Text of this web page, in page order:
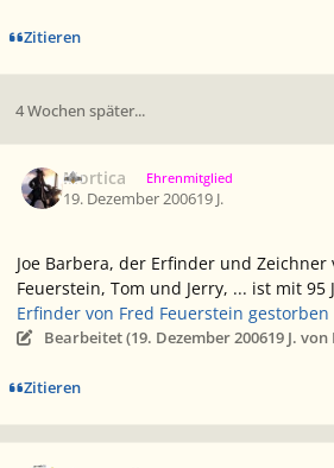
Zitieren
4 Wochen später...
Mortica Ehrenmitglied
19. Dezember 200619 J.
Joe Barbera, der Erfinder und Zeichner
Feuerstein, Tom und Jerry, ... ist mit 95
Erfinder von Fred Feuerstein gestorben
Bearbeitet (19. Dezember 200619 J. von
Zitieren